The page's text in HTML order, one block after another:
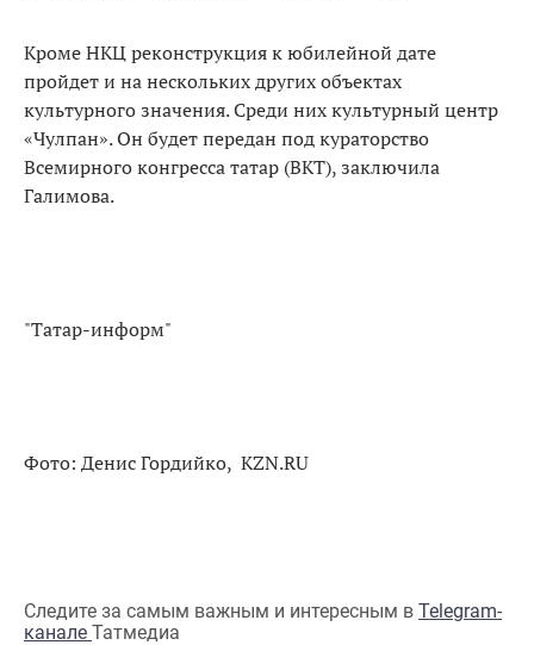
Кроме НКЦ реконструкция к юбилейной дате
пройдет и на нескольких других объектах
культурного значения. Среди них культурный центр
«Чулпан». Он будет передан под кураторство
Всемирного конгресса татар (ВКТ), заключила
Галимова.
"Татар-информ"
Фото: Денис Гордийко, KZN.RU
Следите за самым важным и интересным в Telegram-
канале Татмедиа